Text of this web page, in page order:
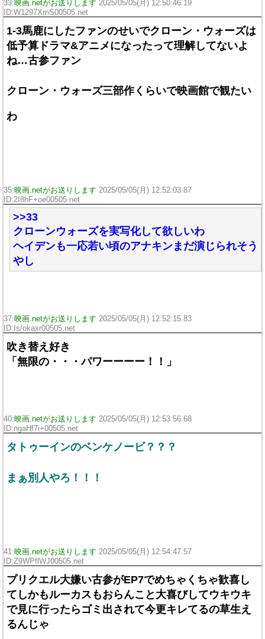
33:映画.netがお送りします 2025/05/05(月) 12:50:46.19
ID:W1297XmS00505.net
1-3馬鹿にしたファンのせいでクローン・ウォーズは
低予算ドラマ&アニメになったって理解してないよ
ね…古参ファン
クローン・ウォーズ三部作くらいで映画館で観たい
わ
35:映画.netがお送りします 2025/05/05(月) 12:52:03.87
ID:2I8hF+oe00505.net
>>33
クローンウォーズを実写化して欲しいわ
ヘイデンも一応若い頃のアナキンまだ演じられそう
やし
37:映画.netがお送りします 2025/05/05(月) 12:52:15.83
ID:Is/okaxr00505.net
吹き替え好き
「無限の・・・パワーーーー！！」
40:映画.netがお送りします 2025/05/05(月) 12:53:56.68
ID:ngaHf7i+00505.net
タトゥーインのベンケノービ？？？
まぁ別人やろ！！！
41:映画.netがお送りします 2025/05/05(月) 12:54:47.57
ID:Z9WPflWJ00505.net
プリクエル大嫌い古参がEP7でめちゃくちゃ歓喜し
てしかもルーカスもおらんこと大喜びしてウキウキ
で見に行ったらゴミ出されて今更キレてるの草生え
るんじゃ